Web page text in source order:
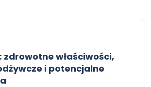
zdrowotne właściwości,
i potencjalne